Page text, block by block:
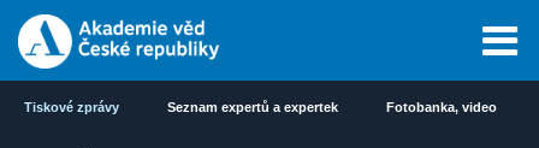
Tiskové zprávy Seznam expertů a expertek Fotobanka, video